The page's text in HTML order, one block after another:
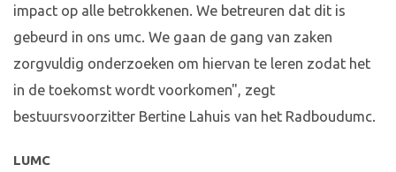
impact op alle betrokkenen. We betreuren dat dit is
gebeurd in ons umc. We gaan de gang van zaken
zorgvuldig onderzoeken om hiervan te leren zodat het
in de toekomst wordt voorkomen", zegt
bestuursvoorzitter Bertine Lahuis van het Radboudumc.
LUMC